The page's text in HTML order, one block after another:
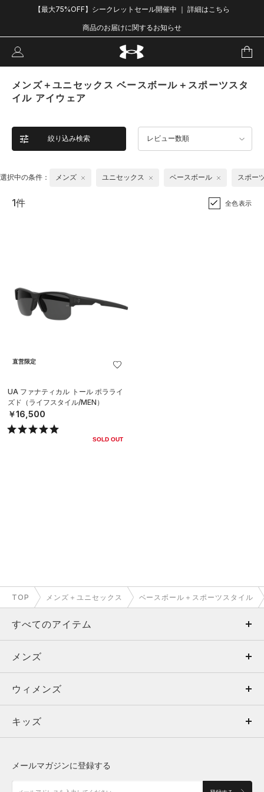
【最大75%OFF】シークレットセール開催中 ｜ 詳細はこちら
商品のお届けに関するお知らせ
メンズ＋ユニセックス ベースボール＋スポーツスタ
イル アイウェア
絞り込み検索 レビュー数順
選択中の条件： メンズ ユニセックス ベースボール スポー
1件 全色表示
直営限定
UA ファナティカル トール ポラライ
ズド（ライフスタイル/MEN）
￥16,500
SOLD OUT
TOP メンズ＋ユニセックス ベースボール＋スポーツスタイル
すべてのアイテム
メンズ
ウィメンズ
キッズ
アクセサリー
メンズ
トップス
ボトムス
アクセサリー
ウィメンズ
トップス
シューズ
キッズ
メールマガジンに登録する